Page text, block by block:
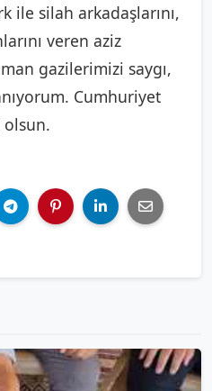
ile silah arkadaşlarını,
veren aziz
gazilerimizi saygı,
Cumhuriyet
olsun.